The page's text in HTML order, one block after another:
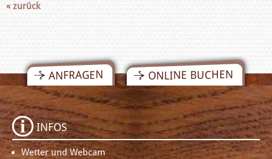
« zurück
ANFRAGEN ONLINE BUCHEN
INFOS
Wetter und Webcam